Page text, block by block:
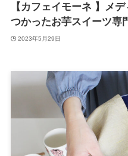
【カフェイモーネ 】メ
つかったお芋スイーツ専
2023年5月29日